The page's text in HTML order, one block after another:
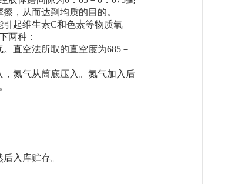
，从而达到均质的目的。
起维生素C和色素等物质氧
下两种：
直空法所取的直空度为685－
氮气从筒底压入。氮气加入后
入库贮存。